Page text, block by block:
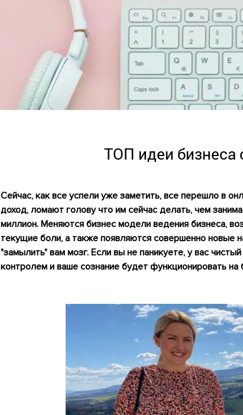
ТОП идеи бизнеса
Сейчас, как все успели уже заметить, все перешло в
доход, ломают голову что им сейчас делать, чем
миллион. Меняются бизнес модели ведения бизнеса,
текущие боли, а также появляются совершенно новые
"замылить" вам мозг. Если вы не паникуете, у вас
контролем и ваше сознание будет функционировать